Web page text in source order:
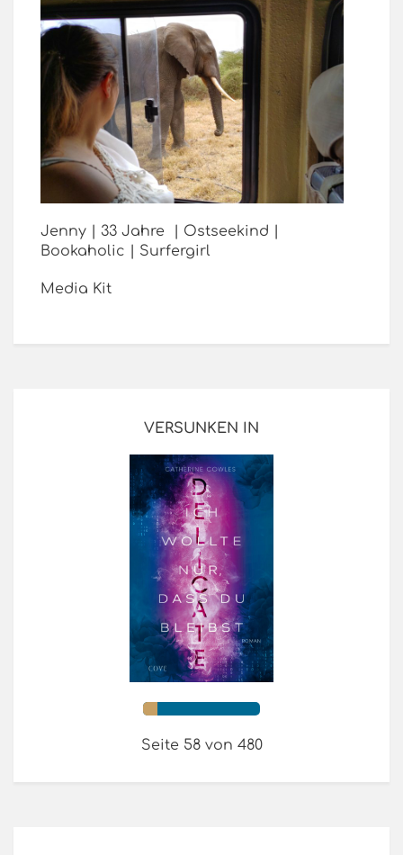
Jenny | 33 Jahre | Ostseekind |
Bookaholic | Surfergirl
Media Kit
VERSUNKEN IN
Seite 58 von 480